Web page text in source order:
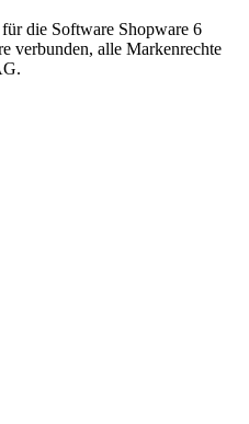
die Software Shopware 6
verbunden, alle Markenrechte